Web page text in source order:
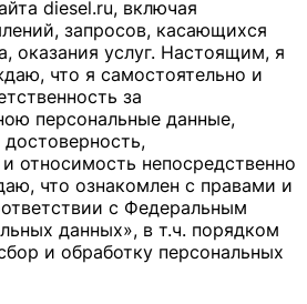
diesel.ru, включая
запросов, касающихся
оказания услуг. Настоящим, я
что я самостоятельно и
за
персональные данные,
относимость непосредственно
что ознакомлен с правами и
с Федеральным
данных», в т.ч. порядком
и обработку персональных